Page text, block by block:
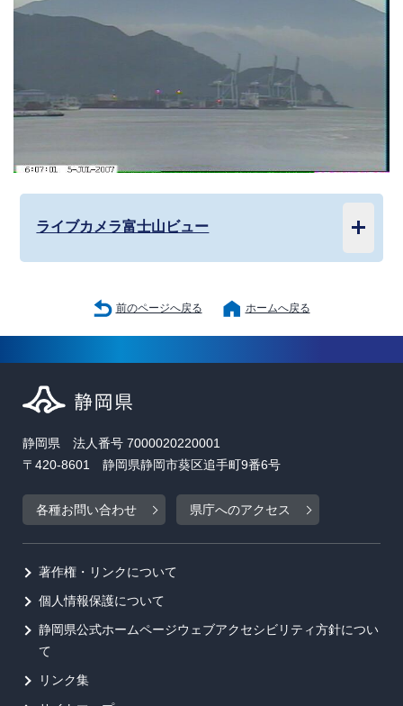
ライブカメラ富士山ビュー
前のページへ戻る ホームへ戻る
静岡県 法人番号 7000020220001
〒420-8601 静岡県静岡市葵区追手町9番6号
各種お問い合わせ 県庁へのアクセス
著作権・リンクについて
個人情報保護について
静岡県公式ホームページウェブアクセシビリティ方針につい
て
リンク集